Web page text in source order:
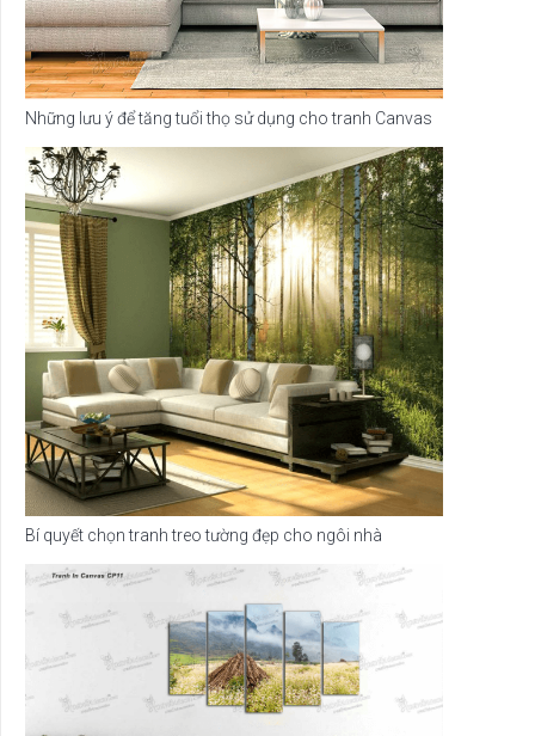
Những lưu ý để tăng tuổi thọ sử dụng cho tranh Canvas
Bí quyết chọn tranh treo tường đẹp cho ngôi nhà